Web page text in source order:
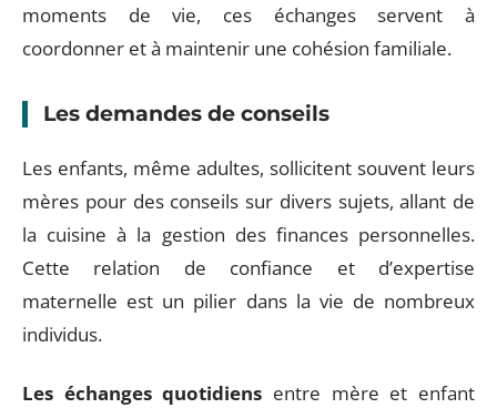
moments de vie, ces échanges servent à
coordonner et à maintenir une cohésion familiale.
Les demandes de conseils
Les enfants, même adultes, sollicitent souvent leurs
mères pour des conseils sur divers sujets, allant de
la cuisine à la gestion des finances personnelles.
Cette relation de confiance et d’expertise
maternelle est un pilier dans la vie de nombreux
individus.
Les échanges quotidiens entre mère et enfant